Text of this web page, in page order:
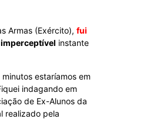
Armas (Exército), fui
imperceptível instante
estaríamos em
indagando em
de Ex-Alunos da
realizado pela